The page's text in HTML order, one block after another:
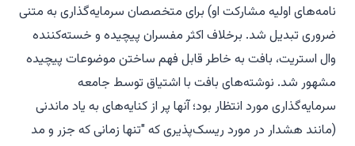
نامه‌های اولیه مشارکت او) برای متخصصان سرمایه‌گذاری به متنی
ضروری تبدیل شد. برخلاف اکثر مفسران پیچیده و خسته‌کننده
وال استریت، بافت به خاطر قابل فهم ساختن موضوعات پیچیده
مشهور شد. نوشته‌های بافت با اشتیاق توسط جامعه
سرمایه‌گذاری مورد انتظار بود؛ آنها پر از کنایه‌های به یاد ماندنی
(مانند هشدار در مورد ریسک‌پذیری که "تنها زمانی که جزر و مد